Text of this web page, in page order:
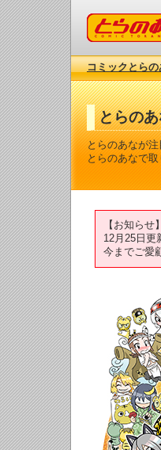
コミックとらの
コミックとら
とらの
とらのあなが
とらのあなで
【お知らせ】
12月25日更
今までご愛